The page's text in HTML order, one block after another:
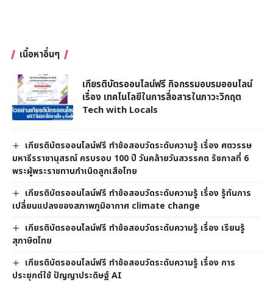
เนื้อหาอื่นๆ
เกียรติบัตรออนไลน์ฟรี กิจกรรมอบรมออนไลน์
เรื่อง เทคโนโลยีในการสื่อสารในภาวะวิกฤต
Tech with Locals
เกียรติบัตรออนไลน์ฟรี ทำข้อสอบวัดระดับความรู้ เรื่อง ศตวรรษ
มหาธีรราชานุสรณ์ ครบรอบ 100 ปี วันคล้ายวันสวรรคต รัชกาลที่ 6
พระผู้พระราชทานกำเนิดลูกเสือไทย
เกียรติบัตรออนไลน์ฟรี ทำข้อสอบวัดระดับความรู้ เรื่อง รู้ทันการ
เปลี่ยนแปลงของสภาพภูมิอากาศ climate change
เกียรติบัตรออนไลน์ฟรี ทำข้อสอบวัดระดับความรู้ เรื่อง เรียนรู้
สุภาษิตไทย
เกียรติบัตรออนไลน์ฟรี ทำข้อสอบวัดระดับความรู้ เรื่อง การ
ประยุกต์ใช้ ปัญญาประดิษฐ์ AI